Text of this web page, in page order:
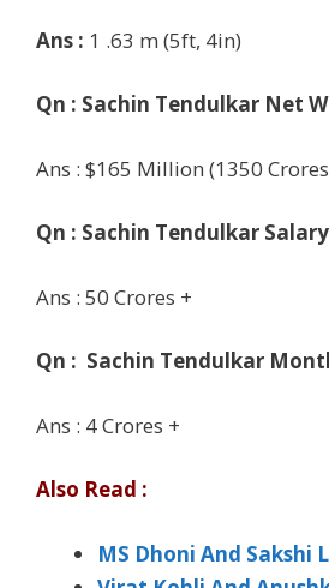
Ans : 1 .63 m (5ft, 4in)
Qn : Sachin Tendulkar Net
Ans : $165 Million (1350
Qn : Sachin Tendulkar Salary
Ans : 50 Crores +
Qn : Sachin Tendulkar
Ans : 4 Crores +
Also Read :
MS Dhoni And Sakshi